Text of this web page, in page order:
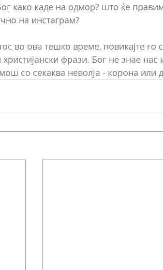
како каде на одмор? што ќе
на инстаграм?
во ова тешко време, повикајте
фрази. Бог не знае
со секаква неволја - корона или